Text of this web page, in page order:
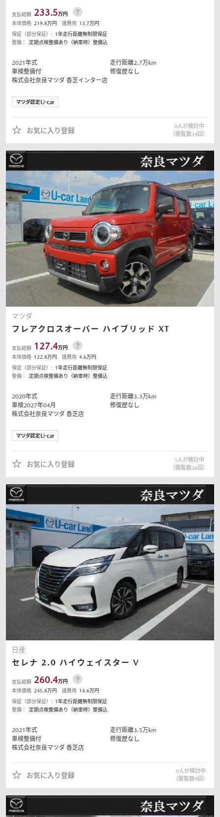
支払総額 233.5万円
本体価格 219.8万円 諸費用 13.7万円
保証（部分保証）: 1年走行距離無制限保証
整備：
定期点検整備あり（納車時）整備込
2021年式 走行距離2.7万km
車検整備付
修復歴なし
株式会社奈良マツダ 香芝インター店
お気に入り登録
0人が検討中
（閲覧数34回）
マツダ
フレアクロスオーバー ハイブリッド XT
支払総額 127.4万円
本体価格 122.8万円 諸費用 4.6万円
保証（部分保証）: 1年走行距離無制限保証
整備：
定期点検整備あり（納車時）整備込
2020年式 走行距離3.3万km
車検2027年04月
修復歴なし
株式会社奈良マツダ 香芝店
お気に入り登録
1 人が検討中
（閲覧数26回）
日産
セレナ 2.0 ハイウェイスター V
支払総額 260.4万円
本体価格 245.8万円 諸費用 14.6万円
保証（部分保証）: 1年走行距離無制限保証
整備：
定期点検整備あり（納車時）整備込
2021年式 走行距離3.5万km
車検整備付
修復歴なし
株式会社奈良マツダ 香芝店
お気に入り登録
0人が検討中
（閲覧数9回）